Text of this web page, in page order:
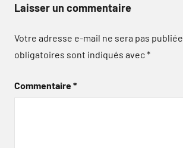
Laisser un commentaire
Votre adresse e-mail ne sera pas publiée.
obligatoires sont indiqués avec*
Commentaire*